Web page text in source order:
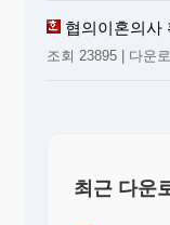
협의이혼의사
조회 23895 | 다운
최근 다운